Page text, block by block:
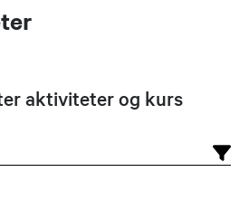
aktiviteter og kurs